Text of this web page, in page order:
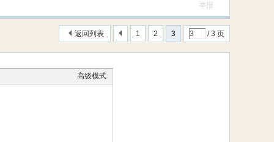
举报
1 2 3 / 3 页
返回列表
高级模式